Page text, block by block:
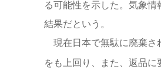
る可能性を示した。気象
結果だという。
現在日本で無駄に廃棄さ
をも上回り、また、返品